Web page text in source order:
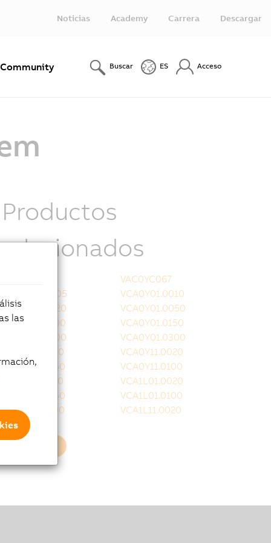
Noticias Academy Carrera Descargar
Community Buscar ES Acceso
Productos
relacionados
VAC0YC067
VCA0Y01.0005
VCA0Y01.0010
VCA0Y01.0020
VCA0Y01.0050
VCA0Y01.0100
VCA0Y01.0150
VCA0Y01.0200
VCA0Y01.0300
VCA0Y11.0010
VCA0Y11.0020
VCA0Y11.0050
VCA0Y11.0100
VCA0Y11.0150
VCA1L01.0020
VCA1L01.0050
VCA1L01.0100
VCA1L01.0200
VCA1L11.0020
las